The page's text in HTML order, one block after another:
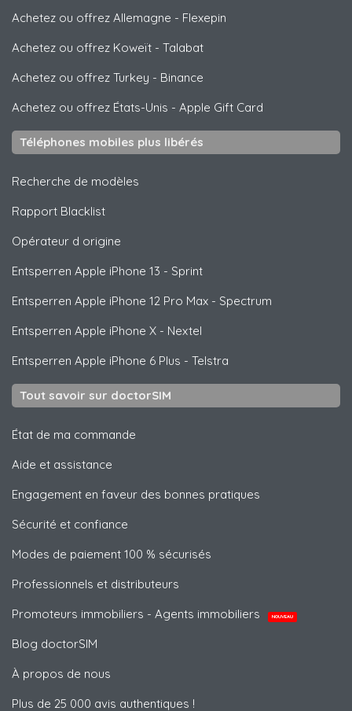
Achetez ou offrez Allemagne - Flexepin
Achetez ou offrez Koweït - Talabat
Achetez ou offrez Turkey - Binance
Achetez ou offrez États-Unis - Apple Gift Card
Téléphones mobiles plus libérés
Recherche de modèles
Rapport Blacklist
Opérateur d origine
Entsperren Apple iPhone 13 - Sprint
Entsperren Apple iPhone 12 Pro Max - Spectrum
Entsperren Apple iPhone X - Nextel
Entsperren Apple iPhone 6 Plus - Telstra
Tout savoir sur doctorSIM
État de ma commande
Aide et assistance
Engagement en faveur des bonnes pratiques
Sécurité et confiance
Modes de paiement 100 % sécurisés
Professionnels et distributeurs
Promoteurs immobiliers - Agents immobiliers
NOUVEAU
Blog doctorSIM
À propos de nous
Plus de 25 000 avis authentiques !